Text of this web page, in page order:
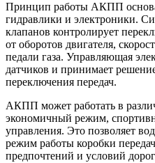
Принцип работы АКПП
гидравлики и электроники.
клапанов контролирует
от оборотов двигателя,
педали газа. Управляющая
датчиков и принимает
переключения передач.
АКПП может работать в
экономичный режим,
управления. Это позволяет
режим работы коробки
предпочтений и условий